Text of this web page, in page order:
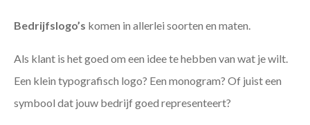
Bedrijfslogo’s komen in allerlei soorten en maten.
Als klant is het goed om een idee te hebben van wat je wilt.
Een klein typografisch logo? Een monogram? Of juist een
symbool dat jouw bedrijf goed representeert?